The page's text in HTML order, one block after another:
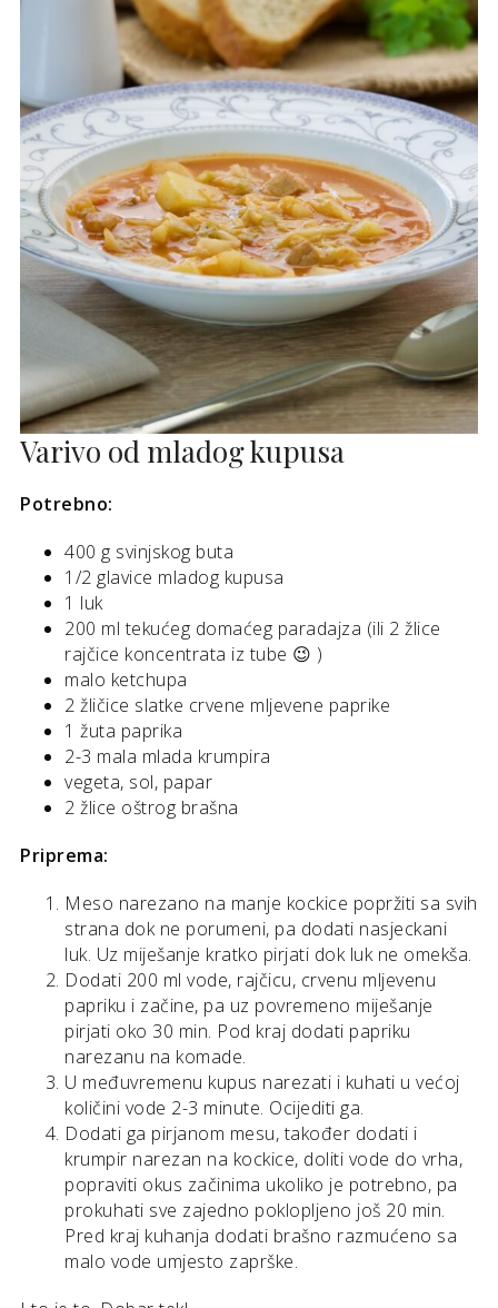
Varivo od mladog kupusa
Potrebno:
400 g svinjskog buta
1/2 glavice mladog kupusa
1 luk
200 ml tekućeg domaćeg paradajza (ili 2 žlice
rajčice koncentrata iz tube 😉 )
malo ketchupa
2 žličice slatke crvene mljevene paprike
1 žuta paprika
2-3 mala mlada krumpira
vegeta, sol, papar
2 žlice oštrog brašna
Priprema:
Meso narezano na manje kockice popržiti sa svih
strana dok ne porumeni, pa dodati nasjeckani
luk. Uz miješanje kratko pirjati dok luk ne omekša.
Dodati 200 ml vode, rajčicu, crvenu mljevenu
papriku i začine, pa uz povremeno miješanje
pirjati oko 30 min. Pod kraj dodati papriku
narezanu na komade.
U međuvremenu kupus narezati i kuhati u većoj
količini vode 2-3 minute. Ocijediti ga.
Dodati ga pirjanom mesu, također dodati i
krumpir narezan na kockice, doliti vode do vrha,
popraviti okus začinima ukoliko je potrebno, pa
prokuhati sve zajedno poklopljeno još 20 min.
Pred kraj kuhanja dodati brašno razmućeno sa
malo vode umjesto zaprške.